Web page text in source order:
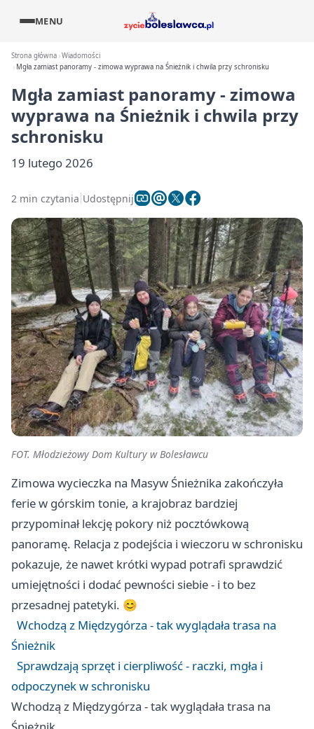
MENU
Strona główna Wiadomości
Mgła zamiast panoramy - zimowa wyprawa na Śnieżnik i chwila przy schronisku
Mgła zamiast panoramy - zimowa
wyprawa na Śnieżnik i chwila przy
schronisku
19 lutego 2026
2 min czytania Udostępnij
FOT. Młodzieżowy Dom Kultury w Bolesławcu
Zimowa wycieczka na Masyw Śnieżnika zakończyła
ferie w górskim tonie, a krajobraz bardziej
przypominał lekcję pokory niż pocztówkową
panoramę. Relacja z podejścia i wieczoru w schronisku
pokazuje, że nawet krótki wypad potrafi sprawdzić
umiejętności i dodać pewności siebie - i to bez
przesadnej patetyki. 😊
Wchodzą z Międzygórza - tak wyglądała trasa na
Śnieżnik
Sprawdzają sprzęt i cierpliwość - raczki, mgła i
odpoczynek w schronisku
Wchodzą z Międzygórza - tak wyglądała trasa na